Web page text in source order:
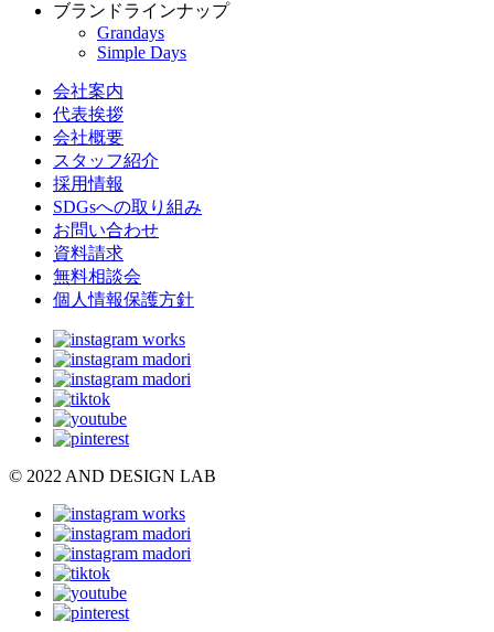
ブランドラインナップ
Grandays
Simple Days
会社案内
代表挨拶
会社概要
スタッフ紹介
採用情報
SDGsへの取り組み
お問い合わせ
資料請求
無料相談会
個人情報保護方針
© 2022 AND DESIGN LAB